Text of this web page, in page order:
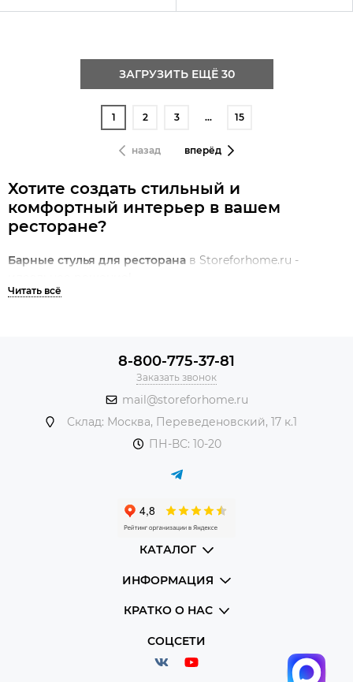
ЗАГРУЗИТЬ ЕЩЁ 30
назад
1 2 3 … 15
вперёд
Хотите создать стильный и
комфортный интерьер в вашем
ресторане?
Барные стулья для ресторана в Storeforhome.ru -
Барные стулья для ресторанав Storeforhome.ru - это:
классика и модерн, дерево и металл, разные цвета и
использования лучших
Удобные сиденья, покрытые износостойкой
обивкой, - для комфортного отдыха и приятных
ваш интерьер и создаст неповторимую атмосферу!
Простая и быстрая доставкапо всей России!
в Storeforhome.ru - это
8-800-775-37-81
Заказать звонок
mail@storeforhome.ru
Склад: Москва, Переведеновский, 17 к.1
ПН-ВС: 10-20
КАТАЛОГ
ИНФОРМАЦИЯ
КРАТКО О НАС
СОЦСЕТИ